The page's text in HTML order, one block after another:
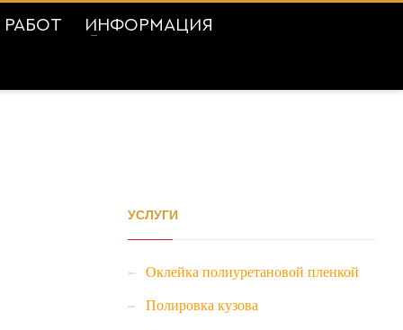
ИНФОРМАЦИЯ
УСЛУГИ
Оклейка полиуретановой пленкой
Полировка кузова